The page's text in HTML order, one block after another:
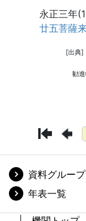
資料グループ
年表一覧